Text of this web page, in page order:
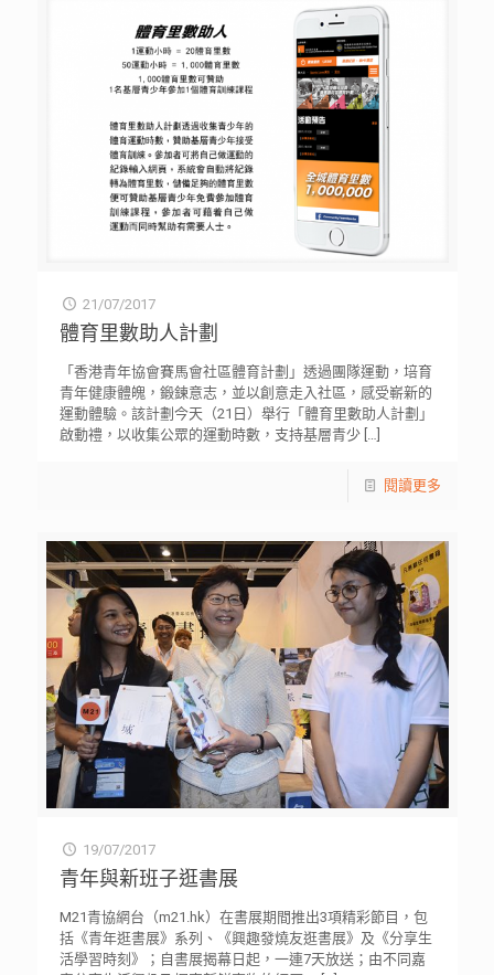
21/07/2017
體育里數助人計劃
「香港青年協會賽馬會社區體育計劃」透過團隊運動，培育
青年健康體魄，鍛鍊意志，並以創意走入社區，感受嶄新的
運動體驗。該計劃今天（21日）舉行「體育里數助人計劃」
啟動禮，以收集公眾的運動時數，支持基層青少[…]
閱讀更多
19/07/2017
青年與新班子逛書展
M21青協網台（m21.hk）在書展期間推出3項精彩節目，包
括《青年逛書展》系列、《興趣發燒友逛書展》及《分享生
活學習時刻》；自書展揭幕日起，一連7天放送；由不同嘉